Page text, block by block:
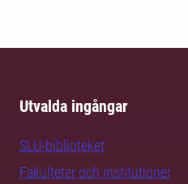
Utvalda ingångar
SLU-biblioteket
Fakulteter och institutioner